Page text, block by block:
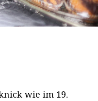
wie im 19.